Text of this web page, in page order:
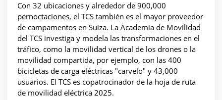
Con 32 ubicaciones y alrededor de 900,000
pernoctaciones, el TCS también es el mayor proveedor
de campamentos en Suiza. La Academia de Movilidad
del TCS investiga y modela las transformaciones en el
tráfico, como la movilidad vertical de los drones o la
movilidad compartida, por ejemplo, con las 400
bicicletas de carga eléctricas "carvelo" y 43,000
usuarios. El TCS es copatrocinador de la hoja de ruta
de movilidad eléctrica 2025.